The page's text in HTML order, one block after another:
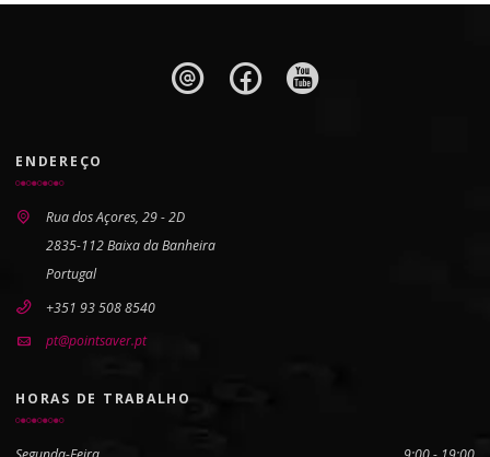
ENDEREÇO
Rua dos Açores, 29 - 2D
2835-112 Baixa da Banheira
Portugal
+351 93 508 8540
pt@pointsaver.pt
HORAS DE TRABALHO